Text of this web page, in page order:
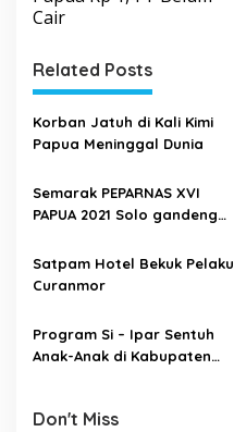
s
n
a
v
g
a
t
i
o
n
Cair
Related Posts
Korban Jatuh di Kali Kimi
Papua Meninggal Dunia
Semarak PEPARNAS XVI
PAPUA 2021 Solo gandeng
WULING FINANCE
Satpam Hotel Bekuk Pelaku
Curanmor
Program Si – Ipar Sentuh
Anak-Anak di Kabupaten
Don't Miss